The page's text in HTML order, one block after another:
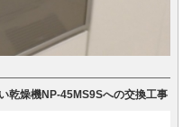
乾燥機NP-45MS9Sへの交換工事